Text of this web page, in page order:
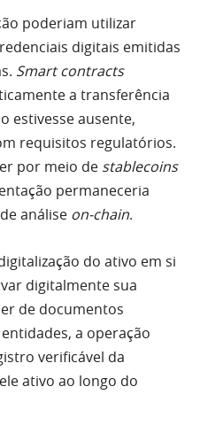
poderiam utilizar
digitais emitidas
Smart contracts
a transferência
estivesse ausente,
requisitos regulatórios.
por meio de stablecoins
permaneceria
análise on-chain.
do ativo em si
digitalmente sua
de documentos
a operação
verificável da
ativo ao longo do